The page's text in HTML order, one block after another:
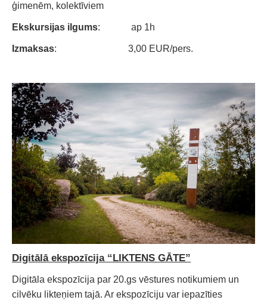
ģimenēm, kolektīviem
Ekskursijas ilgums: ap 1h
Izmaksas: 3,00 EUR/pers.
Digitālā ekspozīcija “LIKTENS GĀTE”
Digitāla ekspozīcija par 20.gs vēstures notikumiem un
cilvēku likteņiem tajā. Ar ekspozīciju var iepazīties